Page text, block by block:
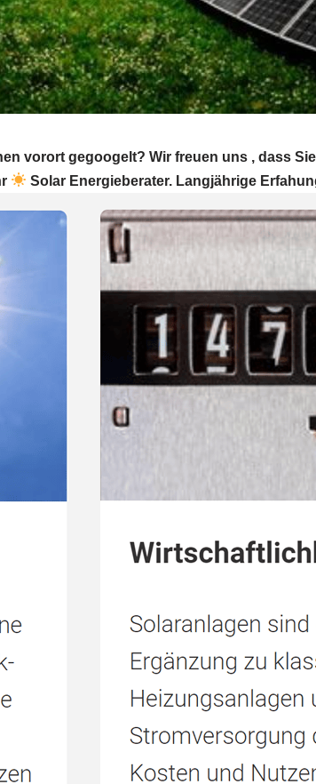
vorort gegoogelt? Wir freuen uns , dass
Solar Energieberater. Langjährige